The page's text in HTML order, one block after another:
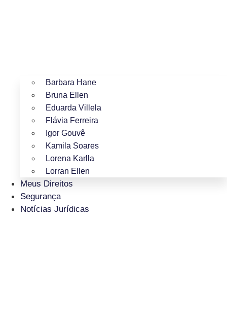
Barbara Hane
Bruna Ellen
Eduarda Villela
Flávia Ferreira
Igor Gouvê
Kamila Soares
Lorena Karlla
Lorran Ellen
Meus Direitos
Segurança
Notícias Jurídicas